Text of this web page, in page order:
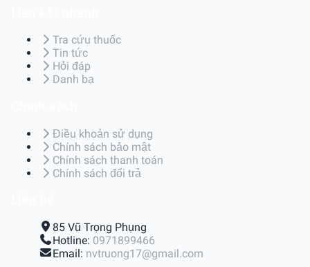
Tra cứu thuốc
Tin tức
Hỏi đáp
Danh bạ
Điều khoản sử dụng
Chính sách bảo mật
Chính sách thanh toán
Chính sách đổi trả
85 Vũ Trọng Phụng
Hotline: 0971899466
Email: nvtruong17@gmail.com